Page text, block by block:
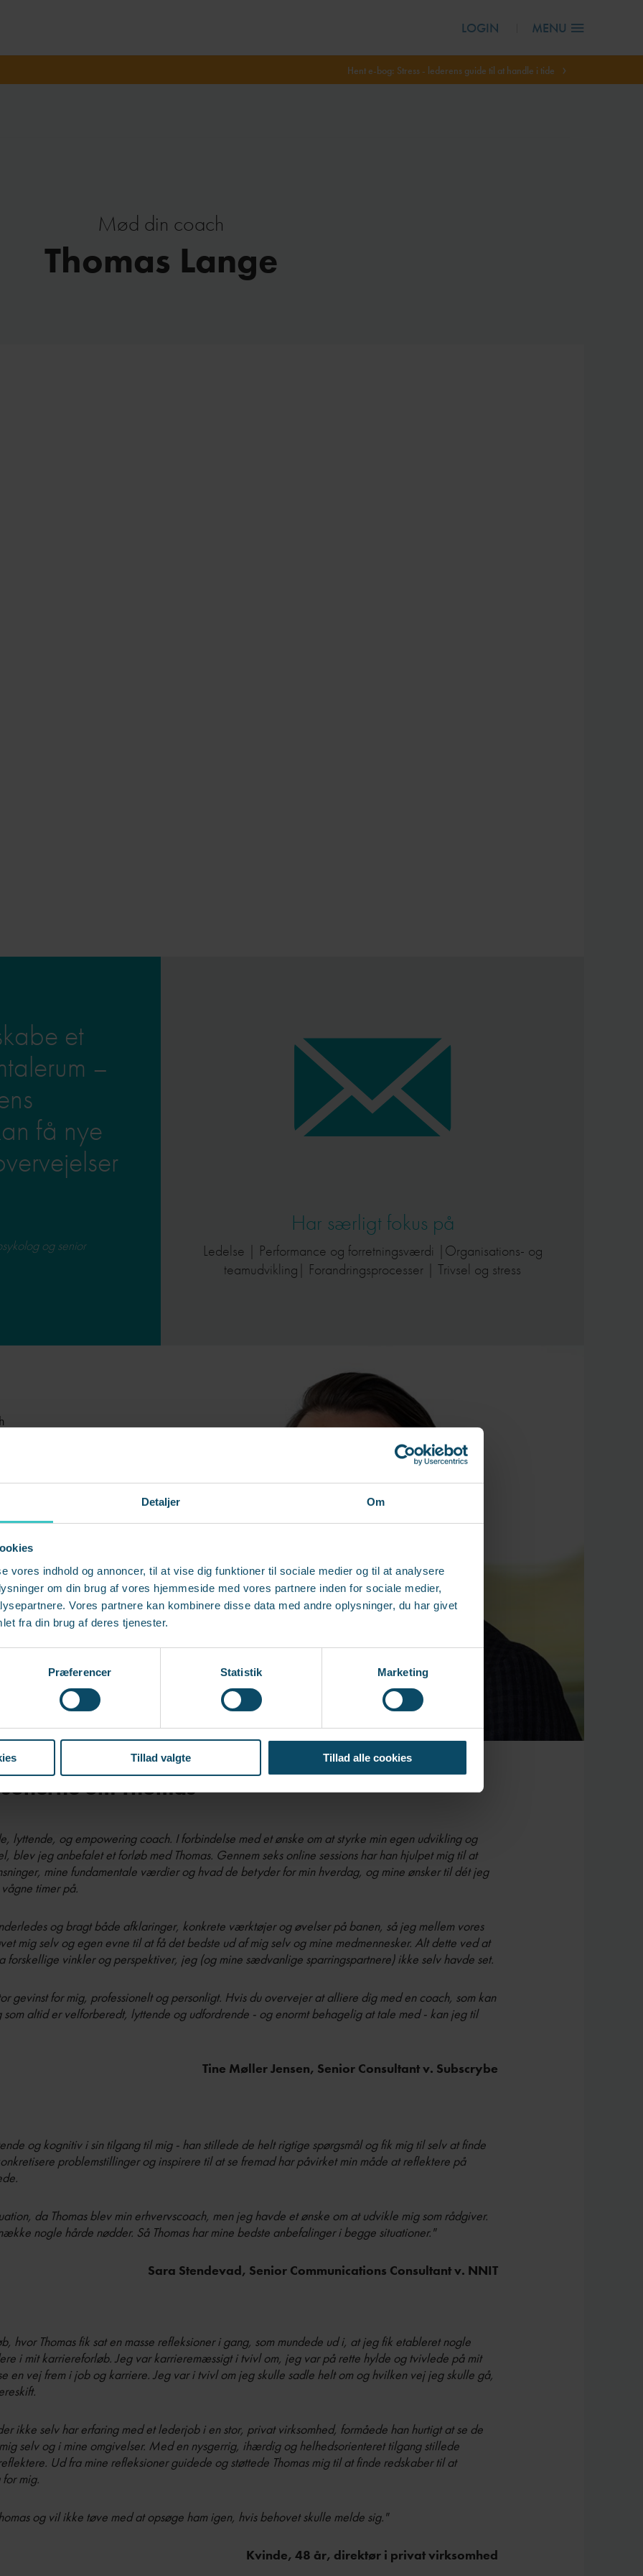
Detaljer Om
vores indhold og annoncer, til at vise dig funktioner til sociale medier og til at analysere
om din brug af vores hjemmeside med vores partnere inden for sociale medier,
Vores partnere kan kombinere disse data med andre oplysninger, du har givet
fra din brug af deres tjenester.
Præferencer Statistik Marketing
Tillad valgte Tillad alle cookies
LOGIN MENU
Hent e-bog: Stress - lederens guide til at handle i tide
Mød din coach
Thomas Lange
et
–
få nye
og senior
Har særligt fokus på
Ledelse | Performance og forretningsværdi |Organisations- og
teamudvikling| Forandringsprocesser | Trivsel og stress
hos Roskilde
Teknik
samt
Vesterbro
om Thomas
lyttende, og empowering coach. I forbindelse med et ønske om at styrke min egen udvikling og
blev jeg anbefalet et forløb med Thomas. Gennem seks online sessions har han hjulpet mig til at
mine fundamentale værdier og hvad de betyder for min hverdag, og mine ønsker til dét jeg
timer på.
og bragt både afklaringer, konkrete værktøjer og øvelser på banen, så jeg mellem vores
mig selv og egen evne til at få det bedste ud af mig selv og mine medmennesker. Alt dette ved at
forskellige vinkler og perspektiver, jeg (og mine sædvanlige sparringspartnere) ikke selv havde set.
gevinst for mig, professionelt og personligt. Hvis du overvejer at alliere dig med en coach, som kan
altid er velforberedt, lyttende og udfordrende - og enormt behagelig at tale med - kan jeg til
Tine Møller Jensen, Senior Consultant v. Subscrybe
og kognitiv i sin tilgang til mig - han stillede de helt rigtige spørgsmål og fik mig til selv at finde
problemstillinger og inspirere til at se fremad har påvirket min måde at reflektere på
da Thomas blev min erhvervscoach, men jeg havde et ønske om at udvikle mig som rådgiver.
nogle hårde nødder. Så Thomas har mine bedste anbefalinger i begge situationer."
Sara Stendevad, Senior Communications Consultant v. NNIT
hvor Thomas fik sat en masse refleksioner i gang, som mundede ud i, at jeg fik etableret nogle
i mit karriereforløb. Jeg var karrieremæssigt i tvivl om, jeg var på rette hylde og tvivlede på mit
en vej frem i job og karriere. Jeg var i tvivl om jeg skulle sadle helt om og hvilken vej jeg skulle gå,
ikke selv har erfaring med et lederjob i en stor, privat virksomhed, formåede han hurtigt at se de
selv og i mine omgivelser. Med en nysgerrig, ihærdig og helhedsorienteret tilgang stillede
Ud fra mine refleksioner guidede og støttede Thomas mig til at finde redskaber til at
mig.
og vil ikke tøve med at opsøge ham igen, hvis behovet skulle melde sig."
Kvinde, 48 år, direktør i privat virksomhed